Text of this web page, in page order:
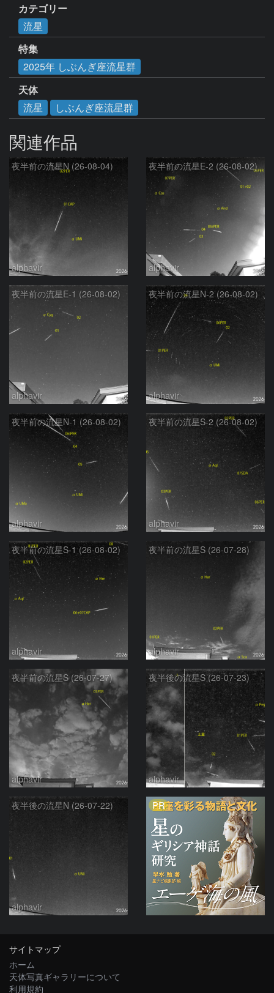
カテゴリー
流星
特集
2025年 しぶんぎ座流星群
天体
流星
しぶんぎ座流星群
関連作品
夜半前の流星N (26-08-04)
alphavir
夜半前の流星E-2 (26-08-02)
alphavir
夜半前の流星E-1 (26-08-02)
alphavir
夜半前の流星N-2 (26-08-02)
alphavir
夜半前の流星N-1 (26-08-02)
alphavir
夜半前の流星S-2 (26-08-02)
alphavir
夜半前の流星S-1 (26-08-02)
alphavir
夜半前の流星S (26-07-28)
alphavir
夜半前の流星S (26-07-27)
alphavir
夜半後の流星S (26-07-23)
alphavir
夜半後の流星N (26-07-22)
alphavir
PR
サイトマップ
ホーム
天体写真ギャラリーについて
利用規約